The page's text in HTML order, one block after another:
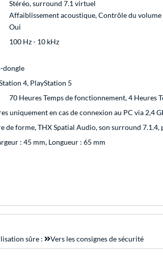
Stéréo, surround 7.1 virtuel
Affaiblissement acoustique, Contrôle du volume
Oui
100 Hz - 10 kHz
dongle
4, PlayStation 5
70 Heures Temps de fonctionnement, 4 Heures
uniquement en cas de connexion au PC via 2,4
de forme, THX Spatial Audio, son surround
: 45 mm, Longueur : 65 mm
sûre : Vers les consignes de sécurité